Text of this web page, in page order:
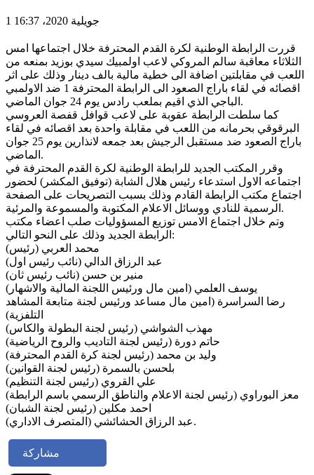
1 جويلية 2020، 16:37
قررت الرابطة الوطنية لكرة القدم المحترفة خلال اجتماعها امس
الثلاثاء معاقبة سالم المروكي لاعب اولمبيك سيدي بوزيد بمنعه من
اللعب في مقابلتين اضافة الى خطية مالية بالف دينار وذلك على اثر
اقصائه في لقاء باراج الصعود الى الرابطة المحترفة 1 ضد الاولمبي
الباجي الذي اقيم بملعب رادس يوم 24 جوان الماضي.
كما سلطت الرابطة عقوبة على لاعب قوافل قفصة العروسي
البرقوقي بحرمانه من اللعب في مقابلة واحدة بعد اقصائه في لقاء
باراج الصعود ضد مستقبل الرجيش بعد جمعه لانذارين يوم 25 جوان
الماضي.
وقرر المكتب الجديد للرابطة الوطنية لكرة القدم المحترفة في
اجتماعه الاول استدعاء رئيس هلال الشابة (توفيق المكشر) لحضور
اجتماع مكتب الرابطة القادم وذلك بسبب التصريحات على الصفحة
الرسمية للنادي ووسائل الاعلام المكتوبة والمسموعة والمرئية.
وتم خلال اجتماع الامس توزيع المسؤوليات صلب اعضاء مكتب
الرابطة الجديد وذلك على النحو التالي:
محمد العربي (رئيس)
عبد الرزاق الدالي (نائب رئيس اول)
منير بن حسن (نائب رئيس ثان)
يوسف العلمي (امين مال ورئيس اللجنة المالية والاشهار)
رضا السراسرة (امين مال مساعد ورئيس لجنة متابعة المشاهد
التلفزية)
مهذب الشواشي (رئيس لجنة البطولة والكاس)
حاتم دورة (رئيس لجنة التاديب والروح الرياضية)
وليد بن محمد (رئيس لجنة كرة القدم المحترفة)
بلحسن بالسمرة (رئيس لجنة القوانين)
علي القروي (رئيس لجنة التنظيم)
معز البوراوي (رئيس لجنة الاعلام والناطق الرسمي باسم الرابطة)
احمد مكلين (رئيس لجنة الشبان)
عبد الرزاق الحشائشي (المتصرف الاداري).
مشاركة